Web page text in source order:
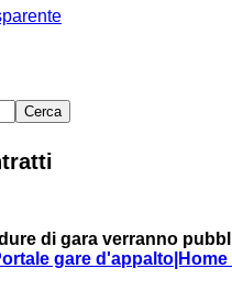
di gara verranno
gare